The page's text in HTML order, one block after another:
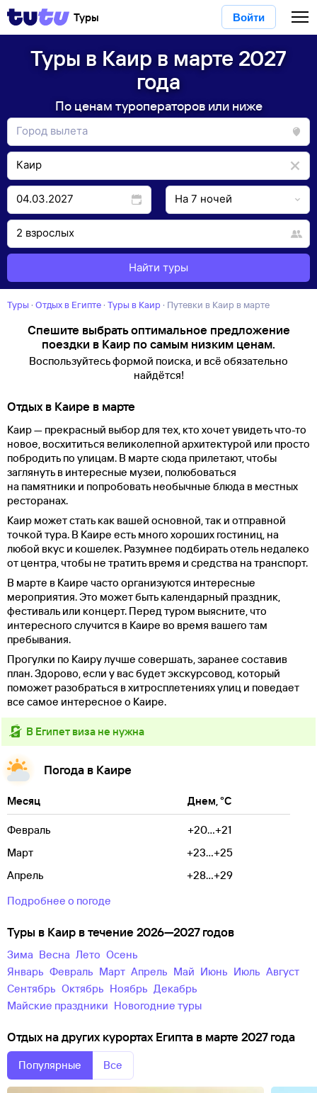
Туры Войти
Туры в Каир в марте 2027
года
По ценам туроператоров или ниже
Найти туры
Туры · Отдых в Египте · Туры в Каир · Путевки в Каир в марте
Спешите выбрать оптимальное предложение
поездки в Каир по самым низким ценам.
Воспользуйтесь формой поиска, и всё обязательно
найдётся!
Отдых в Каире в марте
Каир — прекрасный выбор для тех, кто хочет увидеть что-то
новое, восхититься великолепной архитектурой или просто
побродить по улицам. В марте сюда прилетают, чтобы
заглянуть в интересные музеи, полюбоваться
на памятники и попробовать необычные блюда в местных
ресторанах.
Каир может стать как вашей основной, так и отправной
точкой тура. В Каире есть много хороших гостиниц, на
любой вкус и кошелек. Разумнее подбирать отель недалеко
от центра, чтобы не тратить время и средства на транспорт.
В марте в Каире часто организуются интересные
мероприятия. Это может быть календарный праздник,
фестиваль или концерт. Перед туром выясните, что
интересного случится в Каире во время вашего там
пребывания.
Прогулки по Каиру лучше совершать, заранее составив
план. Здорово, если у вас будет экскурсовод, который
поможет разобраться в хитросплетениях улиц и поведает
все самое интересное о Каире.
в Египет виза не нужна
Погода в Каире
Месяц Днем, °C
Февраль
+20...+21
Март
+23...+25
Апрель
+28...+29
Подробнее о погоде
Туры в Каир в течение 2026—2027 годов
зима весна лето
осень
Январь
Февраль Март Апрель Май Июнь Июль
Август
Сентябрь
Октябрь Ноябрь
Декабрь
майские праздники
новогодние туры
Отдых на других курортах Египта в марте 2027 года
Популярные Все